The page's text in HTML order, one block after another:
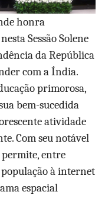
honra
Sessão Solene
da República
com a Índia.
primorosa,
bem-sucedida
atividade
Com seu notável
entre
população à internet
espacial